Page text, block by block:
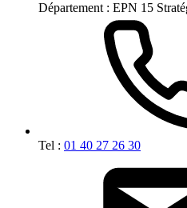
Département : EPN 15
Tel : 01 40 27 26 30